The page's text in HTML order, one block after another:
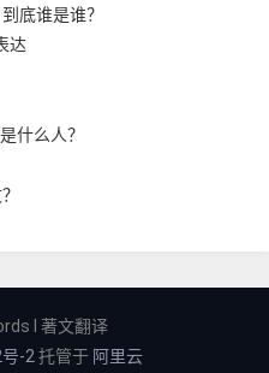
底谁是谁？
达
什么人？
I 著文翻译
-2 托管于 阿里云